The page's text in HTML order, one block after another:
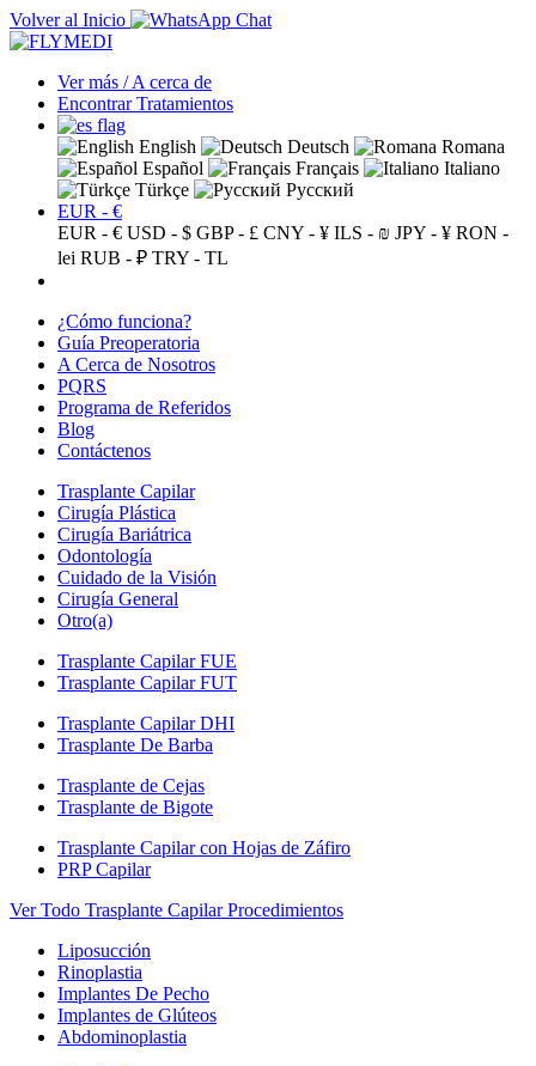
Volver al Inicio
Ver más / A cerca de
Encontrar Tratamientos
English Deutsch
Romana
Español
Français
Italiano
Türkçe
Русский
EUR - €
EUR - € USD - $ GBP - £ CNY - ¥ ILS - ₪ JPY - ¥ RON -
lei RUB - ₽ TRY - TL
¿Cómo funciona?
Guía Preoperatoria
A Cerca de Nosotros
PQRS
Programa de Referidos
Blog
Contáctenos
Trasplante Capilar
Cirugía Plástica
Cirugía Bariátrica
Odontología
Cuidado de la Visión
Cirugía General
Otro(a)
Trasplante Capilar FUE
Trasplante Capilar FUT
Trasplante Capilar DHI
Trasplante De Barba
Trasplante de Cejas
Trasplante de Bigote
Trasplante Capilar con Hojas de Záfiro
PRP Capilar
Ver Todo Trasplante Capilar Procedimientos
Liposucción
Rinoplastia
Implantes De Pecho
Implantes de Glúteos
Abdominoplastia